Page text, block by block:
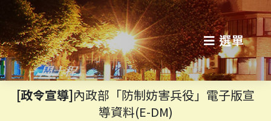
轉
至
主
選單
[政令宣導]內政部「防制妨害兵役」電子版宣
導資料(E-DM)